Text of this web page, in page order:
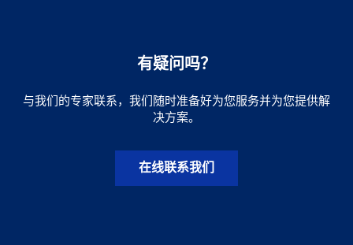
我如何获得下一次空运的报价？
有疑问吗？
与我们的专家联系，我们随时准备好为您服务并为您提供解
决方案。
在线联系我们